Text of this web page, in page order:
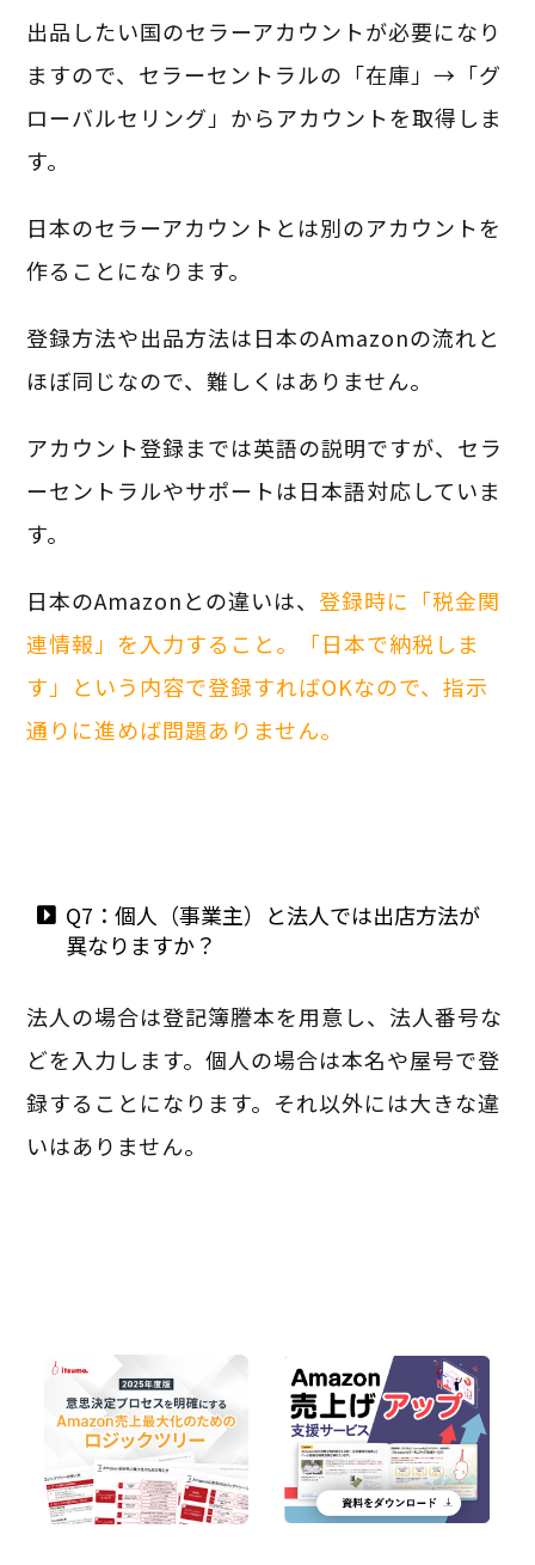
出品したい国のセラーアカウントが必要になり
ますので、セラーセントラルの「在庫」→「グ
ローバルセリング」からアカウントを取得しま
す。
日本のセラーアカウントとは別のアカウントを
作ることになります。
登録方法や出品方法は日本のAmazonの流れと
ほぼ同じなので、難しくはありません。
アカウント登録までは英語の説明ですが、セラ
ーセントラルやサポートは日本語対応していま
す。
日本のAmazonとの違いは、登録時に「税金関
連情報」を入力すること。「日本で納税しま
す」という内容で登録すればOKなので、指示
通りに進めば問題ありません。
Q7：個人（事業主）と法人では出店方法が
異なりますか？
法人の場合は登記簿謄本を用意し、法人番号な
どを入力します。個人の場合は本名や屋号で登
録することになります。それ以外には大きな違
いはありません。